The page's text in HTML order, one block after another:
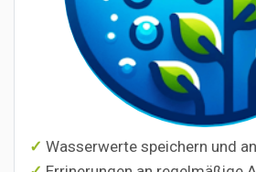
Wasserwerte speichern und